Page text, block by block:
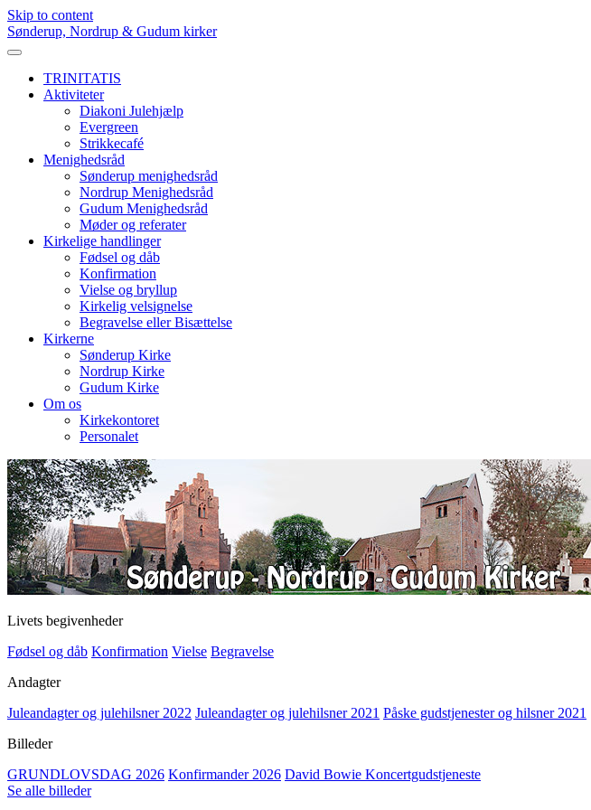
Skip to content
Sønderup, Nordrup & Gudum kirker
TRINITATIS
Aktiviteter
Diakoni Julehjælp
Evergreen
Strikkecafé
Menighedsråd
Sønderup menighedsråd
Nordrup Menighedsråd
Gudum Menighedsråd
Møder og referater
Kirkelige handlinger
Fødsel og dåb
Konfirmation
Vielse og bryllup
Kirkelig velsignelse
Begravelse eller Bisættelse
Kirkerne
Sønderup Kirke
Nordrup Kirke
Gudum Kirke
Om os
Kirkekontoret
Personalet
Livets begivenheder
Fødsel og dåb Konfirmation Vielse Begravelse
Andagter
Juleandagter og julehilsner 2022 Juleandagter og julehilsner 2021 Påske gudstjenester og hilsner 2021
Billeder
GRUNDLOVSDAG 2026 Konfirmander 2026 David Bowie Koncertgudstjeneste
Se alle billeder